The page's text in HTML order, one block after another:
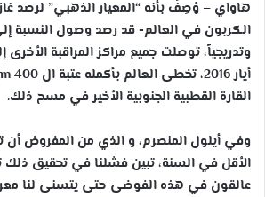
هاواي – وُصِفَ بأنه “المعيار الذهبي” لرصد
وتدريجياً، توصلت جميع مراكز المراقبة
القارة القطبية الجنوبية الأخير في مسح ذلك.
وفي أيلول المنصرم، و الذي من المفروض أن
الأقل في السنة، تبين فشلنا في تحقيق ذلك
عالقون في هذه الفوضى حتى يتسنى لنا